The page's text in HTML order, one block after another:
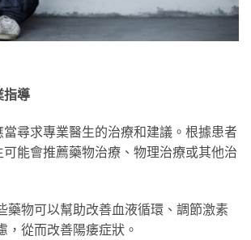
指導
尋求專業醫生的治療和建議。根據患者
能會推薦藥物治療、物理治療或其他治
藥物可以幫助改善血液循環、調節激素
，從而改善陽痿症狀。